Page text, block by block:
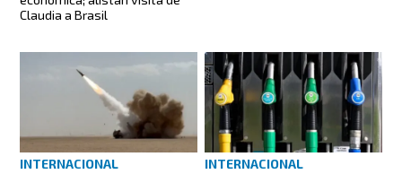
Claudia a Brasil
INTERNACIONAL
INTERNACIONAL